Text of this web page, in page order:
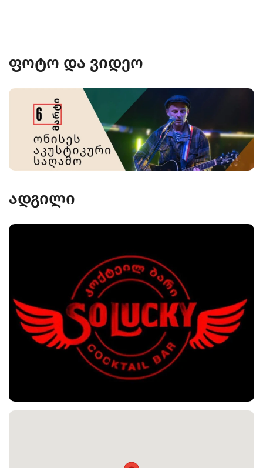
ფოტო და ვიდეო
ადგილი